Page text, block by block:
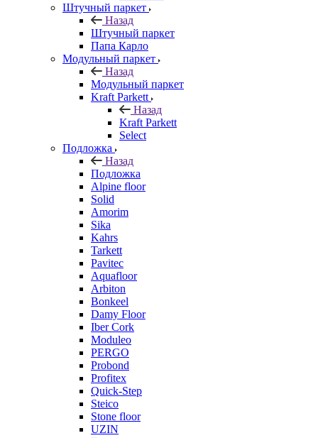
Штучный паркет
Назад
Штучный паркет
Папа Карло
Модульный паркет
Назад
Модульный паркет
Kraft Parkett
Назад
Kraft Parkett
Select
Подложка
Назад
Подложка
Alpine floor
Solid
Amorim
Sika
Kahrs
Tarkett
Pavitec
Aquafloor
Arbiton
Bonkeel
Damy Floor
Iber Cork
Moduleo
PERGO
Probond
Profitex
Quick-Step
Steico
Stone floor
UZIN